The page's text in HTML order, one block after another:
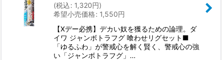
(税込: 1,320円)
希望小売価格: 1,550円
【Xデー必携】デカい奴を獲るための論理。ダ
イワ ジャンボトラフグ 喰わせリグセット■
「ゆるふわ」が警戒心を解く賢く、警戒心の強
い「ジャンボトラフグ」…